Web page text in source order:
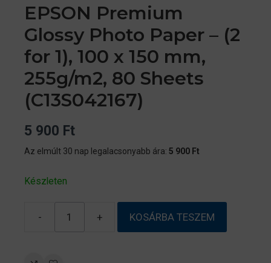
EPSON Premium
Glossy Photo Paper – (2
for 1), 100 x 150 mm,
255g/m2, 80 Sheets
(C13S042167)
5 900 Ft
Az elmúlt 30 nap legalacsonyabb ára: 5 900 Ft
Készleten
-
EPSON
+ KOSÁRBA TESZEM